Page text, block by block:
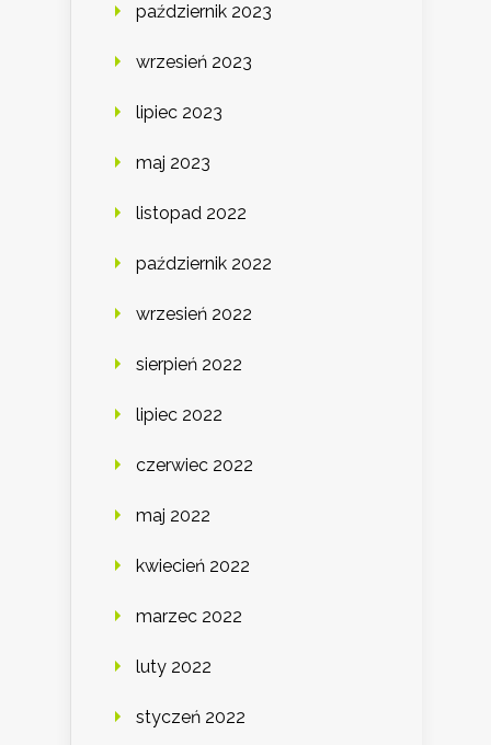
październik 2023
wrzesień 2023
lipiec 2023
maj 2023
listopad 2022
październik 2022
wrzesień 2022
sierpień 2022
lipiec 2022
czerwiec 2022
maj 2022
kwiecień 2022
marzec 2022
luty 2022
styczeń 2022